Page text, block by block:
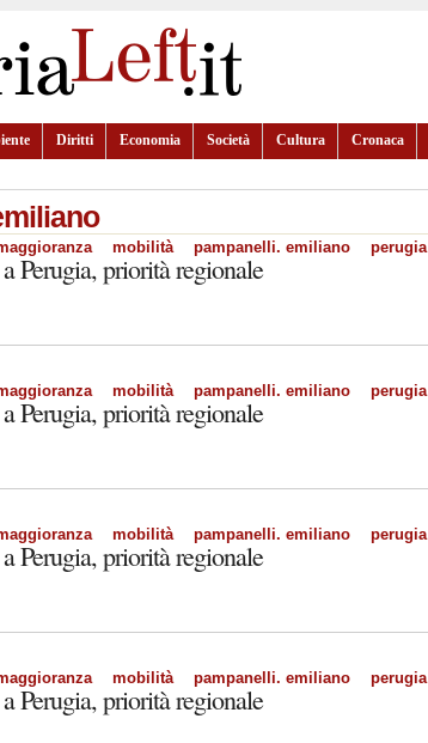
Diritti Economia Società Cultura Cronaca
mobilità pampanelli. emiliano perugia
Perugia, priorità regionale
mobilità pampanelli. emiliano perugia
Perugia, priorità regionale
mobilità pampanelli. emiliano perugia
Perugia, priorità regionale
mobilità pampanelli. emiliano perugia
Perugia, priorità regionale